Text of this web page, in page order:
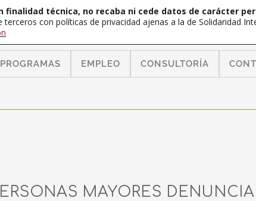
PROGRAMAS EMPLEO CONSULTORÍA
MAYORES
técnica, no recaba ni cede datos de carácter
con políticas de privacidad ajenas a la de Solidaridad